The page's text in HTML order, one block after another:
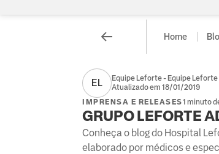
Home
EL
Equipe Leforte - Equipe Leforte
Atualizado em 18/01/2019
IMPRENSA E RELEASES1 minuto
GRUPO LEFORTE
Conheça o blog do Hospital
elaborado por médicos e